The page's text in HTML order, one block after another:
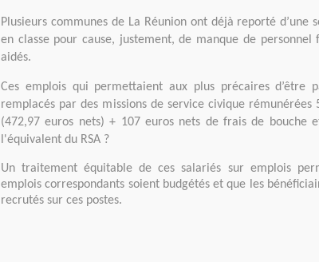
Plusieurs communes de La Réunion ont déjà reporté d’une
en classe pour cause, justement, de manque de personnel
aidés.
Ces emplois qui permettaient aux plus précaires d’être
remplacés par des missions de service civique
(472,97 euros nets) + 107 euros nets de frais de bouche
l'équivalent du RSA ?
Un traitement équitable de ces salariés sur emplois
emplois correspondants soient budgétés et que les
recrutés sur ces postes.